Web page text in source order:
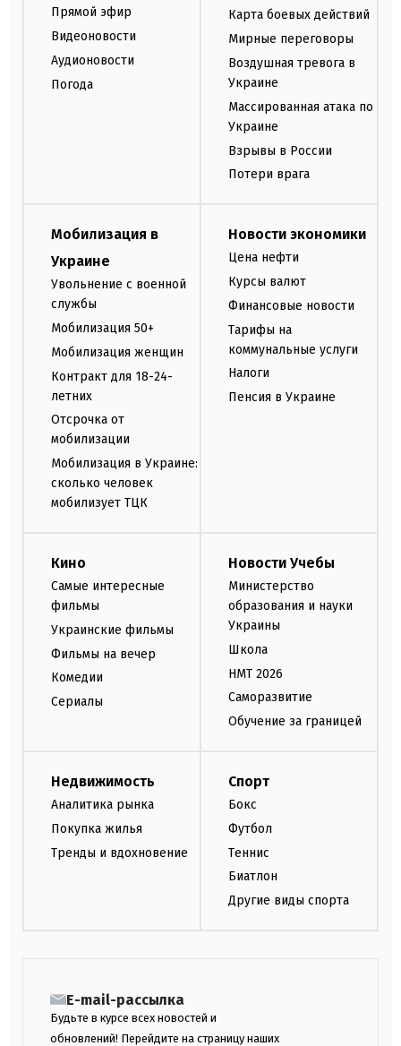
Прямой эфир
Видеоновости
Аудионовости
Погода
Карта боевых действий
Мирные переговоры
Воздушная тревога в
Украине
Массированная атака по
Украине
Взрывы в России
Потери врага
Мобилизация в
Украине
Увольнение с военной
службы
Мобилизация 50+
Мобилизация женщин
Контракт для 18-24-
летних
Отсрочка от
мобилизации
Мобилизация в Украине:
сколько человек
мобилизует ТЦК
Новости экономики
Цена нефти
Курсы валют
Финансовые новости
Тарифы на
коммунальные услуги
Налоги
Пенсия в Украине
Кино
Самые интересные
фильмы
Украинские фильмы
Фильмы на вечер
Комедии
Сериалы
Новости Учебы
Министерство
образования и науки
Украины
Школа
НМТ 2026
Саморазвитие
Обучение за границей
Недвижимость
Аналитика рынка
Покупка жилья
Тренды и вдохновение
Спорт
Бокс
Футбол
Теннис
Биатлон
Другие виды спорта
E-mail-рассылка
Будьте в курсе всех новостей и
обновлений! Перейдите на страницу наших